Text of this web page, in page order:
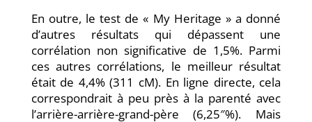
En outre, le test de « My Heritage » a donné
d’autres résultats qui dépassent une
corrélation non significative de 1,5%. Parmi
ces autres corrélations, le meilleur résultat
était de 4,4% (311 cM). En ligne directe, cela
correspondrait à peu près à la parenté avec
l’arrière-arrière-grand-père (6,25″%). Mais